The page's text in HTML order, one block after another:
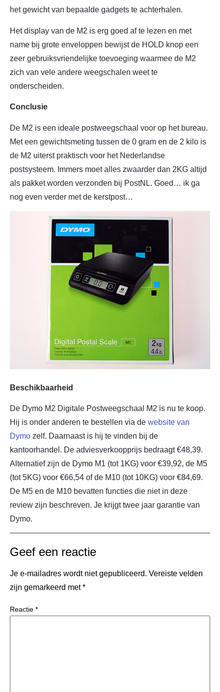
het gewicht van bepaalde gadgets te achterhalen.
Het display van de M2 is erg goed af te lezen en met
name bij grote enveloppen bewijst de HOLD knop een
zeer gebruiksvriendelijke toevoeging waarmee de M2
zich van vele andere weegschalen weet te
onderscheiden.
Conclusie
De M2 is een ideale postweegschaal voor op het bureau.
Met een gewichtsmeting tussen de 0 gram en de 2 kilo is
de M2 uiterst praktisch voor het Nederlandse
postsysteem. Immers moet alles zwaarder dan 2KG altijd
als pakket worden verzonden bij PostNL. Goed… ik ga
nog even verder met de kerstpost…
Beschikbaarheid
De Dymo M2 Digitale Postweegschaal M2 is nu te koop.
Hij is onder anderen te bestellen via de website van
Dymo zelf. Daarnaast is hij te vinden bij de
kantoorhandel. De adviesverkoopprijs bedraagt €48,39.
Alternatief zijn de Dymo M1 (tot 1KG) voor €39,92, de M5
(tot 5KG) voor €66,54 of de M10 (tot 10KG) voor €84,69.
De M5 en de M10 bevatten functies die niet in deze
review zijn beschreven. Je krijgt twee jaar garantie van
Dymo.
Geef een reactie
Je e-mailadres wordt niet gepubliceerd. Vereiste velden
zijn gemarkeerd met*
Reactie *